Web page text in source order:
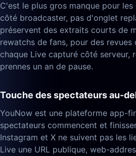
C'est le plus gros manque pour
côté broadcaster, pas d'onglet
préservent des extraits courts de
rewatchs de fans, pour des
chaque Live capturé côté serveur,
prennes un an de pause.
Touche des spectateurs au-
YouNow est une plateforme app-
spectateurs commencent et
Instagram et X ne suivent pas les
Live une URL publique, web-